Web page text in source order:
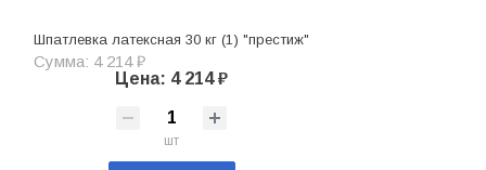
Шпатлевка латексная 30 кг (1) "престиж"
Сумма: 4 214 ₽
Цена: 4 214 ₽
шт